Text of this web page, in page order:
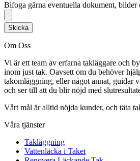
Bifoga gärna eventuella dokument, bilder
Skicka
Om Oss
Vi är ett team av erfarna takläggare och
inom just tak. Oavsett om du behöver
takomläggning, eller något annat, guidar
och ser till att du blir nöjd med
Vårt mål är alltid nöjda kunder, och täta
Våra tjänster
Takläggning
Vattenläcka i Taket